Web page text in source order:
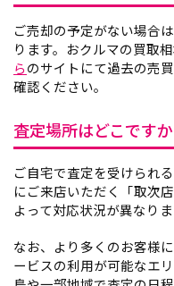
ご売却の予定がない場合
ります。おクルマの買取
らのサイトにて過去の売
確認ください。
査定場所はどこですか
ご自宅で査定を受けられ
にご来店いただく「取次
よって対応状況が異なり
なお、より多くのお客様
ービスの利用が可能なエ